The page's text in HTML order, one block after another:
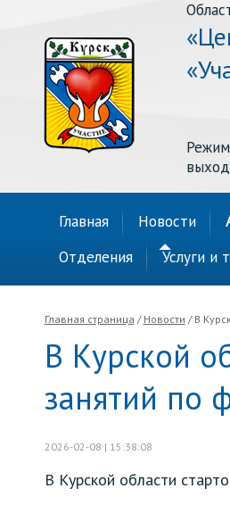
Главная Новости
Отделения
Услуги и
Главная страница / Новости / В
В Курской
занятий по
2026-02-08 | 15:38:08
В Курской области